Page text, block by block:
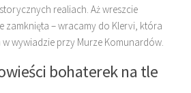
realiach. Aż wreszcie
zamknięta – wracamy do Klervi, która
wywiadzie przy Murze Komunardów.
bohaterek na tle